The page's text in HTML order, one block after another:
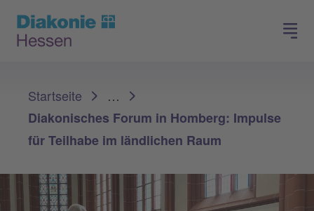
Spenden
Startseite
…
Diakonisches Forum in Homberg: Impulse
für Teilhabe im ländlichen Raum